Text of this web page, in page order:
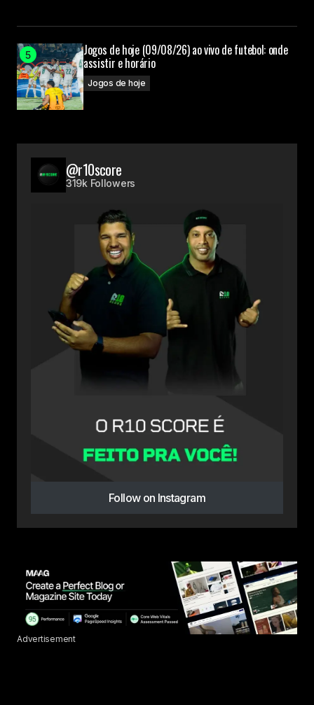
Jogos de hoje (09/08/26) ao vivo de futebol: onde
assistir e horário
Jogos de hoje
@r10score
319k Followers
Follow on Instagram
Advertisement